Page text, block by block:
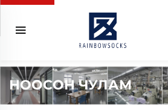
НООСОН ЧУЛАМ